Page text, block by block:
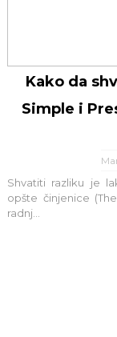
Kako da
Simple i
Shvatiti razliku je
opšte činjenice
radnj...